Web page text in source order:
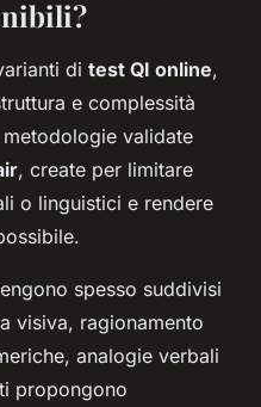
di test QI online,
e complessità
validate
, create per limitare
o linguistici e rendere
spesso suddivisi
visiva, ragionamento
analogie verbali
propongono